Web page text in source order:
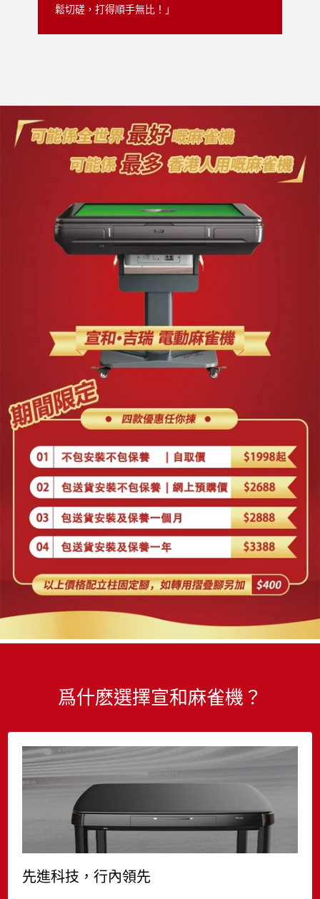
鬆切磋，打得順手無比！」
爲什麽選擇宣和麻雀機？
先進科技，行內領先